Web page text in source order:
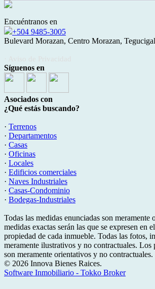
Encuéntranos en
+504 9485-3005
Bulevard Morazan, Centro Morazan,
Síguenos en
Asociados con
¿Qué estás buscando?
· Terrenos
· Departamentos
· Casas
· Oficinas
· Locales
· Edificios comerciales
· Naves Industriales
· Casas-Condominio
· Bodegas-Industriales
Todas las medidas enunciadas son meramente
medidas exactas serán las que se expresen en
propiedad de cada inmueble. Todas las fotos,
meramente ilustrativos y no contractuales. Los
son meramente orientativos y no contractuales.
© 2026 Innova Bienes Raices.
Software Inmobiliario - Tokko Broker